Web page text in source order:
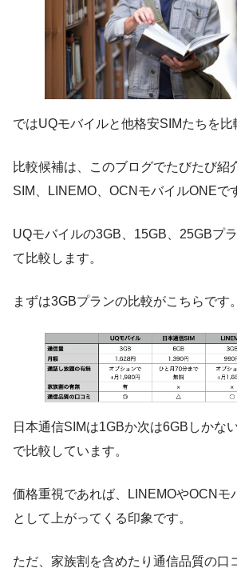
ではUQモバイルと他格安SIMたちを比
比較候補は、このブログでたびたび紹
SIM、LINEMO、OCNモバイルONEで
UQモバイルの3GB、15GB、25GBプ
て比較します。
まずは3GBプランの比較がこちらです。
日本通信SIMは1GBか次は6GBしかな
で比較しています。
価格重視であれば、LINEMOやOCNモ
として上がってくる印象です。
ただ、家族割を含めたり通信品質の口